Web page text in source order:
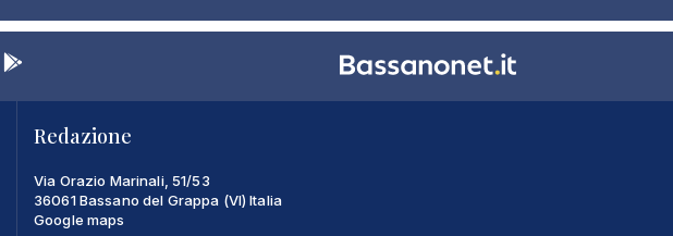
Redazione
Via Orazio Marinali, 51/53
36061 Bassano del Grappa (VI) Italia
Google maps